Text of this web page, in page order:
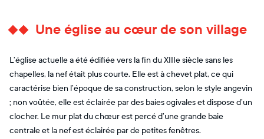
Une église au cœur de son village
L’église actuelle a été édifiée vers la fin du XIIIe siècle sans les
chapelles, la nef était plus courte. Elle est à chevet plat, ce qui
caractérise bien l’époque de sa construction, selon le style angevin
; non voûtée, elle est éclairée par des baies ogivales et dispose d’un
clocher. Le mur plat du chœur est percé d’une grande baie
centrale et la nef est éclairée par de petites fenêtres.